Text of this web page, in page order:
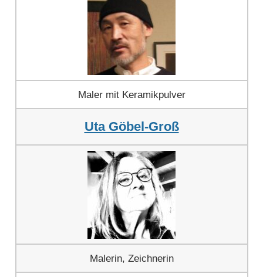
Maler mit Keramikpulver
Uta Göbel-Groß
Malerin, Zeichnerin